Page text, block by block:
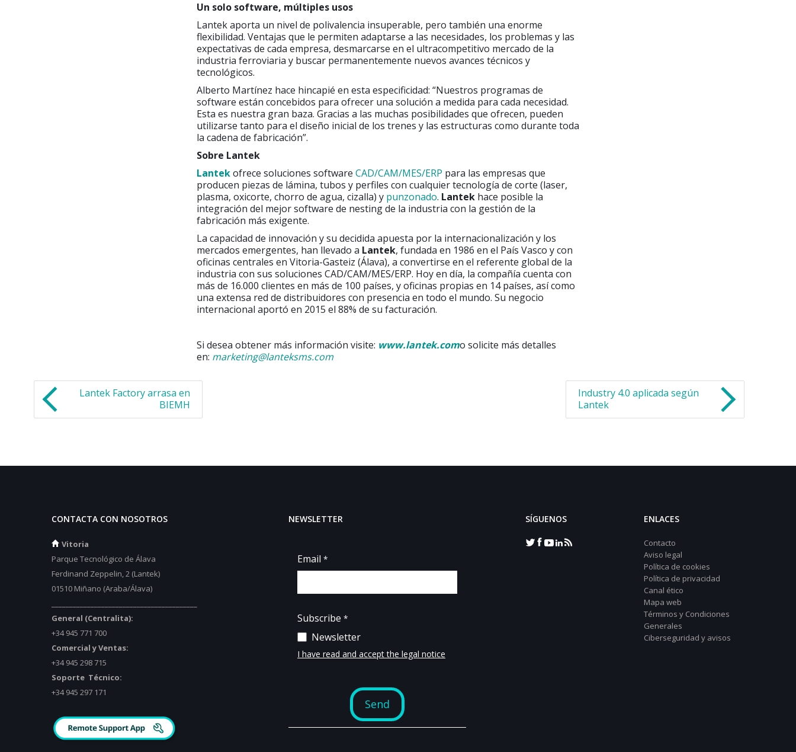
Un solo software, múltiples usos
Lantek aporta un nivel de polivalencia insuperable, pero también una enorme
flexibilidad. Ventajas que le permiten adaptarse a las necesidades, los problemas y las
expectativas de cada empresa, desmarcarse en el ultracompetitivo mercado de la
industria ferroviaria y buscar permanentemente nuevos avances técnicos y
tecnológicos.
Alberto Martínez hace hincapié en esta especificidad: “Nuestros programas de
software están concebidos para ofrecer una solución a medida para cada necesidad.
Esta es nuestra gran baza. Gracias a las muchas posibilidades que ofrecen, pueden
utilizarse tanto para el diseño inicial de los trenes y las estructuras como durante toda
la cadena de fabricación”.
Sobre Lantek
Lantekofrece soluciones software CAD/CAM/MES/ERP para las empresas que
producen piezas de lámina, tubos y perfiles con cualquier tecnología de corte (laser,
plasma, oxicorte, chorro de agua, cizalla) y punzonado. Lantek hace posible la
integración del mejor software de nesting de la industria con la gestión de la
fabricación más exigente.
La capacidad de innovación y su decidida apuesta por la internacionalización y los
mercados emergentes, han llevado a Lantek, fundada en 1986 en el País Vasco y con
oficinas centrales en Vitoria-Gasteiz (Álava), a convertirse en el referente global de la
industria con sus soluciones CAD/CAM/MES/ERP. Hoy en día, la compañía cuenta con
más de 16.000 clientes en más de 100 países, y oficinas propias en 14 países, así como
una extensa red de distribuidores con presencia en todo el mundo. Su negocio
internacional aportó en 2015 el 88% de su facturación.
Si desea obtener más información visite: www.lantek.como solicite más detalles
en: marketing@lanteksms.com
Lantek Factory arrasa en
BIEMH
Industry 4.0 aplicada según
Lantek
CONTACTA CON NOSOTROS
Vitoria
Parque Tecnológico de Álava
Ferdinand Zeppelin, 2 (Lantek)
01510 Miñano (Araba/Álava)
General (Centralita):
+34 945 771 700
Comercial y Ventas:
+34 945 298 715
Soporte Técnico:
+34 945 297 171
NEWSLETTER SÍGUENOS ENLACES
Contacto
Aviso legal
Política de cookies
Política de privacidad
Canal ético
Mapa web
Términos y Condiciones
Generales
Ciberseguridad y avisos